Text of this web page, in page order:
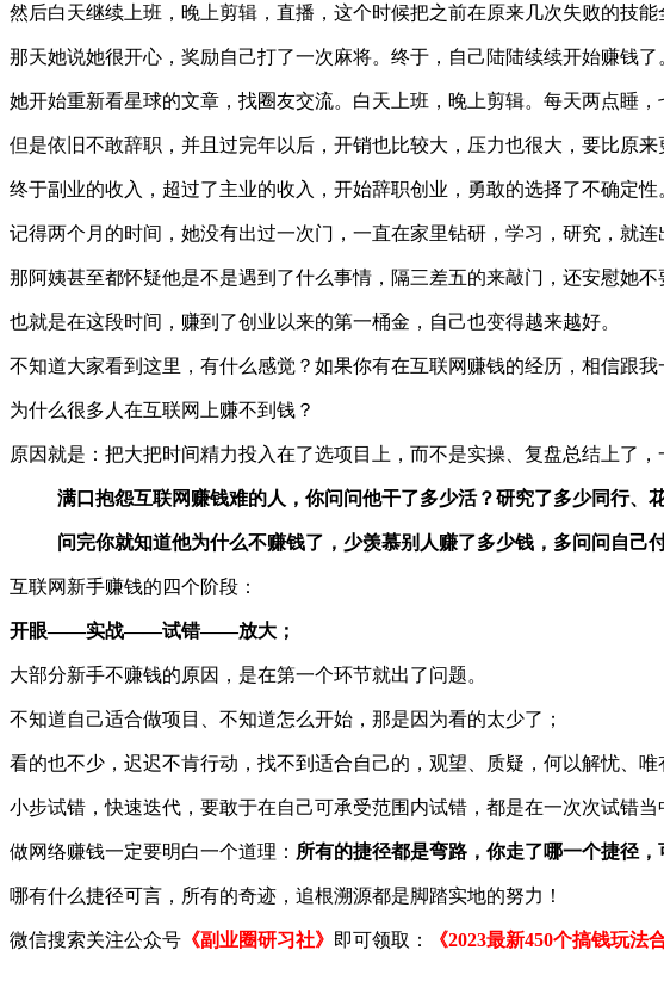
然后白天继续上班，晚上剪辑，直播，这个时候把之前在原来几次失败的技
那天她说她很开心，奖励自己打了一次麻将。终于，自己陆陆续续开始赚钱了
她开始重新看星球的文章，找圈友交流。白天上班，晚上剪辑。每天两点睡
但是依旧不敢辞职，并且过完年以后，开销也比较大，压力也很大，要比原来
终于副业的收入，超过了主业的收入，开始辞职创业，勇敢的选择了不确定性
记得两个月的时间，她没有出过一次门，一直在家里钻研，学习，研究，就
那阿姨甚至都怀疑他是不是遇到了什么事情，隔三差五的来敲门，还安慰她不
也就是在这段时间，赚到了创业以来的第一桶金，自己也变得越来越好。
不知道大家看到这里，有什么感觉？如果你有在互联网赚钱的经历，相信跟
为什么很多人在互联网上赚不到钱？
原因就是：把大把时间精力投入在了选项目上，而不是实操、复盘总结上了
满口抱怨互联网赚钱难的人，你问问他干了多少活？研究了多少同行、
问完你就知道他为什么不赚钱了，少羡慕别人赚了多少钱，多问问自己
互联网新手赚钱的四个阶段：
开眼——实战——试错——放大；
大部分新手不赚钱的原因，是在第一个环节就出了问题。
不知道自己适合做项目、不知道怎么开始，那是因为看的太少了；
看的也不少，迟迟不肯行动，找不到适合自己的，观望、质疑，何以解忧、唯
小步试错，快速迭代，要敢于在自己可承受范围内试错，都是在一次次试错当
做网络赚钱一定要明白一个道理： 所有的捷径都是弯路，你走了哪一个捷径，
哪有什么捷径可言，所有的奇迹，追根溯源都是脚踏实地的努力！
微信搜索关注公众号 《副业圈研习社》 即可领取： 《2023最新450个搞钱玩法